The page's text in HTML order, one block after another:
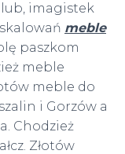
imagistek
meble
paszkom
meble
meble do
i Gorzów a
Chodzież
Złotów